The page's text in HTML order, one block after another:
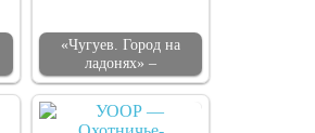
«Чугуев. Город на
ладонях» –